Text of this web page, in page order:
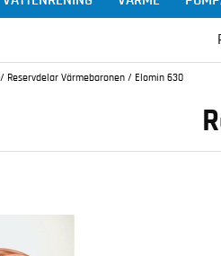
/ Reservdelar Värmebaronen / Elomin 630